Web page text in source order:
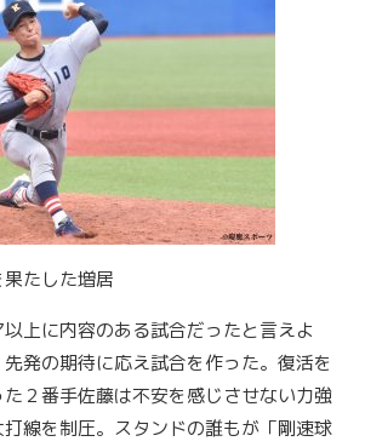
たした増居
上に内容のある試合だったと言えよ
発の期待に応え試合を作った。復活を
２番手佐藤は不安を感じさせない力強
線を制圧。スタンドの誰もが「剛速球